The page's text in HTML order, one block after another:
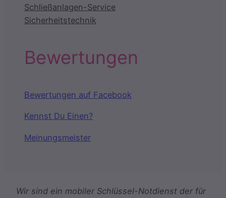
Schließanlagen-Service
Sicherheitstechnik
Bewertungen
Bewertungen auf Facebook
Kennst Du Einen?
Meinungsmeister
Wir sind ein mobiler Schlüssel-Notdienst der für